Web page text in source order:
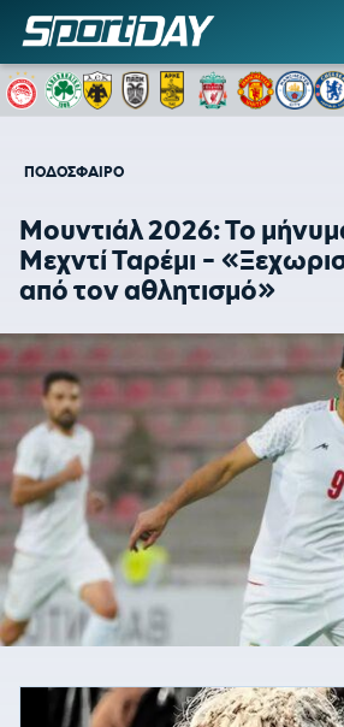
ΠΟΔΟΣΦΑΙΡΟ
Μουντιάλ 2026: Το
Μεχντί Ταρέμι -
από τον αθλητισμό»